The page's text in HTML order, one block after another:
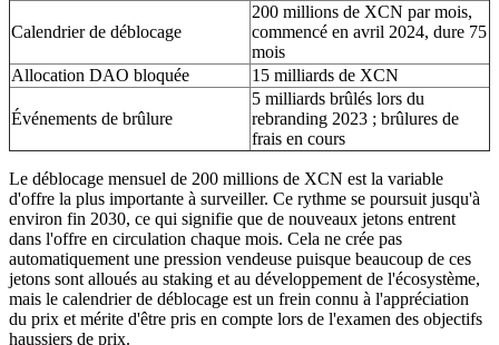
Calendrier de déblocage
200 millions de XCN par mois,
commencé en avril 2024, dure 75
mois
Allocation DAO bloquée
15 milliards de XCN
Événements de brûlure
5 milliards brûlés lors du
rebranding 2023 ; brûlures de
frais en cours
Le déblocage mensuel de 200 millions de XCN est la variable
d'offre la plus importante à surveiller. Ce rythme se poursuit jusqu'à
environ fin 2030, ce qui signifie que de nouveaux jetons entrent
dans l'offre en circulation chaque mois. Cela ne crée pas
automatiquement une pression vendeuse puisque beaucoup de ces
jetons sont alloués au staking et au développement de l'écosystème,
mais le calendrier de déblocage est un frein connu à l'appréciation
du prix et mérite d'être pris en compte lors de l'examen des objectifs
haussiers de prix.